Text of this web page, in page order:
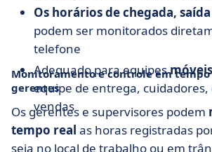
Os horários de chegada,
podem ser monitorados
telefone
Adequado para equipesmóveis
equipe de entrega, cuidadores,
vendas
Monitoramento e controle em
gerentes
Os gerentes e supervisores podem
tempo real as horas registradas
seja no local de trabalho ou em